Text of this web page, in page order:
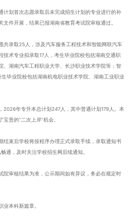
计划首次志愿录取后未完成招生计划的专业进行的补
件开展，结果已报湖南省教育考试院审核通过。
共录取25人，涉及汽车服务工程技术和智能网联汽车
技术专业拟录取17人，考生毕业院校包括湖南交通职
、湖南汽车工程职业大学、长沙职业技术学院等；智
毕业院校包括湖南机电职业技术学院、湖南工业职业
2026年专升本总计划247人，其中普通计划179人。本
贵的“二次上岸”机会。
结束后学校将按程序办理正式录取手续，录取通知书
通，及时关注学校招生网后续通知。
院审核结果为准，公示期间如有异议，务必在规定时
业本科新篇章。